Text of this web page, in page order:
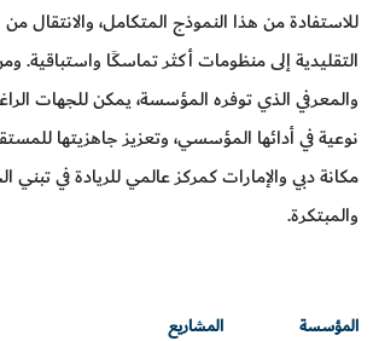
للاستفادة من هذا النموذج المتكامل، والانتقال من
التقليدية إلى منظومات أكثر تماسكًا واستباقية.
والمعرفي الذي توفره المؤسسة، يمكن للجهات
نوعية في أدائها المؤسسي، وتعزيز جاهزيتها
مكانة دبي والإمارات كمركز عالمي للريادة في تبني
والمبتكرة.
المؤسسة المشاريع